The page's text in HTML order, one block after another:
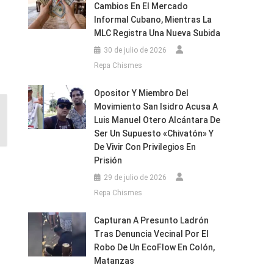
Cambios En El Mercado
Informal Cubano, Mientras La
MLC Registra Una Nueva Subida
30 de julio de 2026
Repa Chismes
Opositor Y Miembro Del
Movimiento San Isidro Acusa A
Luis Manuel Otero Alcántara De
Ser Un Supuesto «chivatón» Y
De Vivir Con Privilegios En
Prisión
29 de julio de 2026
Repa Chismes
Capturan A Presunto Ladrón
Tras Denuncia Vecinal Por El
Robo De Un EcoFlow En Colón,
Matanzas